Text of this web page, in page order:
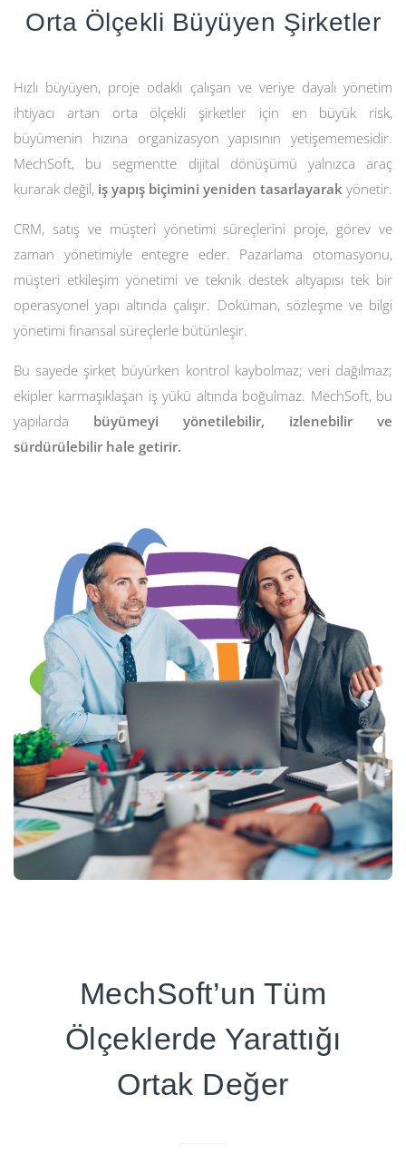
Orta Ölçekli Büyüyen Şirketler
Hızlı büyüyen, proje odaklı çalışan ve veriye dayalı yönetim
ihtiyacı artan orta ölçekli şirketler için en büyük risk,
büyümenin hızına organizasyon yapısının yetişememesidir.
MechSoft, bu segmentte dijital dönüşümü yalnızca araç
kurarak değil, iş yapış biçimini yeniden tasarlayarak yönetir.
CRM, satış ve müşteri yönetimi süreçlerini proje, görev ve
zaman yönetimiyle entegre eder. Pazarlama otomasyonu,
müşteri etkileşim yönetimi ve teknik destek altyapısı tek bir
operasyonel yapı altında çalışır. Doküman, sözleşme ve bilgi
yönetimi finansal süreçlerle bütünleşir.
Bu sayede şirket büyürken kontrol kaybolmaz; veri dağılmaz;
ekipler karmaşıklaşan iş yükü altında boğulmaz. MechSoft, bu
yapılarda büyümeyi yönetilebilir, izlenebilir ve
sürdürülebilir hale getirir.
MechSoft’un Tüm
Ölçeklerde Yarattığı
Ortak Değer